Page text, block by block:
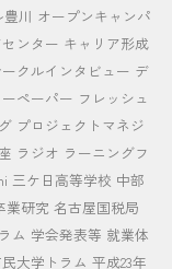
川 オープンキャンパ
ンター キャリア形成
クルインタビュー デ
ペーパー フレッシュ
プロジェクトマネジ
ラジオ ラーニングフ
三ケ日高等学校 中部
業研究 名古屋国税局
ム 学会発表等 就業体
大学トラム 平成23年